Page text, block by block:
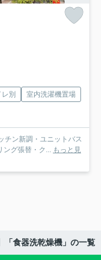
別
室内洗濯機置場
ン新調・ユニットバス
ング張替・ク... もっと見
「食器洗乾燥機」の一覧